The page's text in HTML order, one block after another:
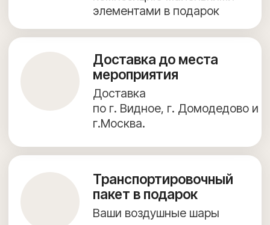
ФОТОЗОНЫ
ПОЛЕЗНОЕ
КОНТАКТЫ
+7 (967) 271-77-21
г. Видное, Олимпийская улица, 6, 9 этаж, помещение 82
ОБО МНЕ